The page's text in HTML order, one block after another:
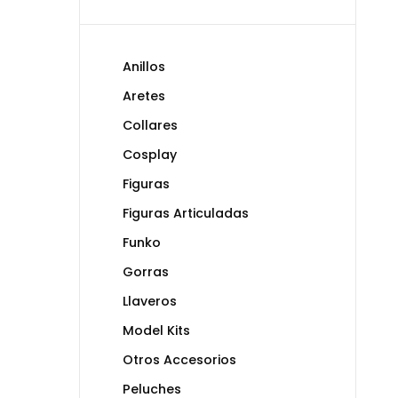
Anillos
Aretes
Collares
Cosplay
Figuras
Figuras Articuladas
Funko
Gorras
Llaveros
Model Kits
Otros Accesorios
Peluches